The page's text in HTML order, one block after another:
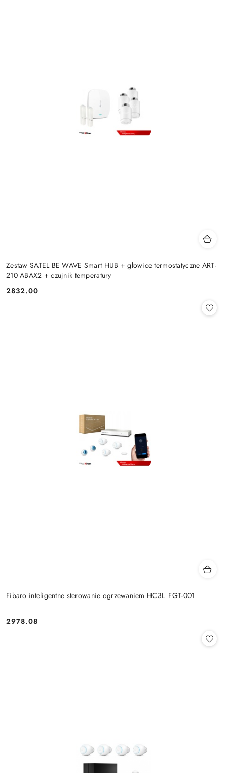
Zestaw SATEL BE WAVE Smart HUB + głowice termostatyczne ART-
210 ABAX2 + czujnik temperatury
Cena:
2832.00
Fibaro inteligentne sterowanie ogrzewaniem HC3L_FGT-001
Cena:
2978.08